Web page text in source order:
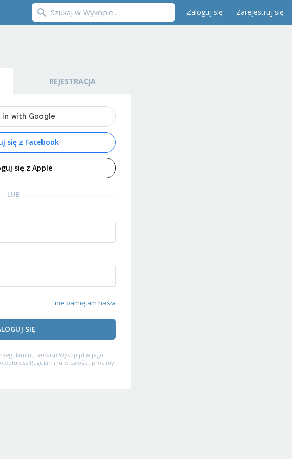
Zaloguj się Zarejestruj się
REJESTRACJA
się z Facebook
się z Apple
LUB
nie pamiętam hasła
SIĘ
Regulaminu serwisu Wykop.pl w jego
Regulaminu w całości, prosimy